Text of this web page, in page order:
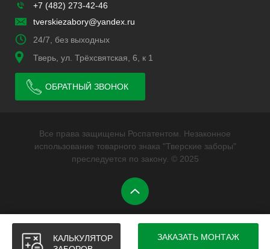
+7 (482) 273-42-46
tverskiezabory@yandex.ru
24/7, без выходных
Тверь, ул. Трёхсвятская, 6, к 1
ОБРАТНЫЙ ЗВОНОК
Все права защищены Роспатентом. Незаконное
использование товарного знака "Тверские заборы"
преследуется по закону. © 2025
КАЛЬКУЛЯТОР
ЗАКАЗАТЬ МОНТАЖ